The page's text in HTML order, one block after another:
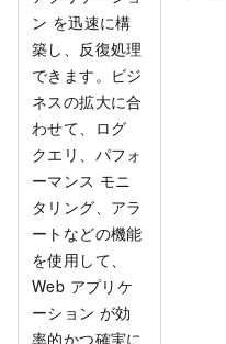
ン を迅速に構
築し、反復処理
できます。ビジ
ネスの拡大に合
わせて、ログ
クエリ、パフォ
ーマンス モニ
タリング、アラ
ートなどの機能
を使用して、
Web アプリケ
ーション が効
率的かつ確実に